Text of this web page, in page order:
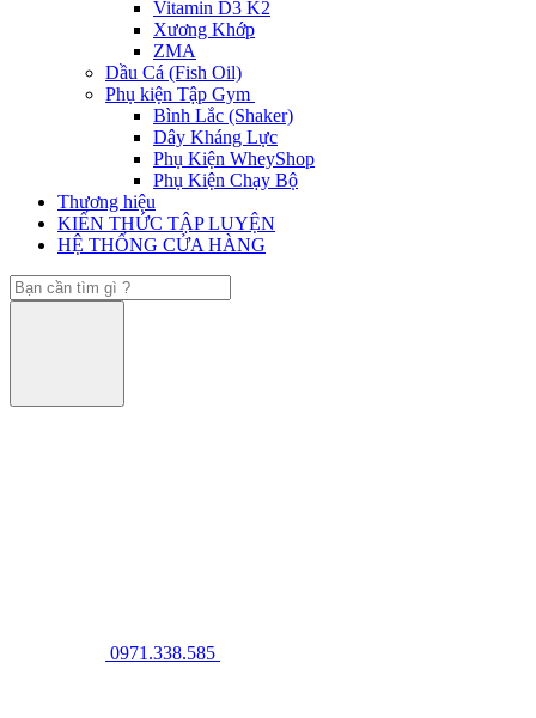
Vitamin D3 K2
Xương Khớp
ZMA
Dầu Cá (Fish Oil)
Phụ kiện Tập Gym
Bình Lắc (Shaker)
Dây Kháng Lực
Phụ Kiện WheyShop
Phụ Kiện Chạy Bộ
Thương hiệu
KIẾN THỨC TẬP LUYỆN
HỆ THỐNG CỬA HÀNG
0971.338.585